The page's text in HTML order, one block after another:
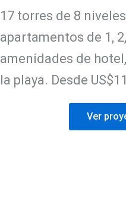
17 torres de 8
apartamentos de 1,
amenidades de
la playa. Desde
Ver